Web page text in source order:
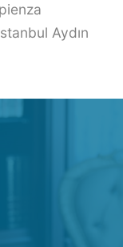
Aydın